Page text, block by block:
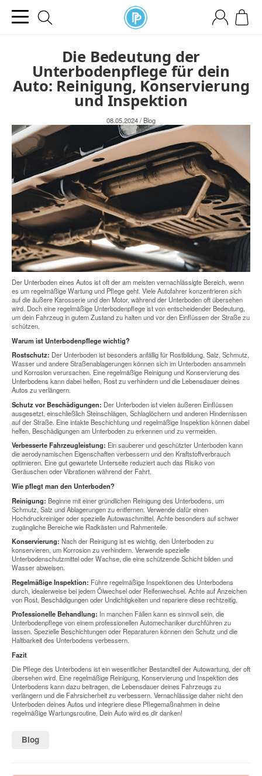
Die Bedeutung der
Unterbodenpflege für dein
Auto: Reinigung, Konservierung
und Inspektion
08.05.2024/ Blog
Der Unterboden eines Autos ist oft der am meisten vernachlässigte Bereich, wenn
es um regelmäßige Wartung und Pflege geht. Viele Autofahrer konzentrieren sich
auf die äußere Karosserie und den Motor, während der Unterboden oft übersehen
wird. Doch eine regelmäßige Unterbodenpflege ist von entscheidender Bedeutung,
um dein Fahrzeug in gutem Zustand zu halten und vor den Einflüssen der Straße zu
schützen.
Warum ist Unterbodenpflege wichtig?
Rostschutz: Der Unterboden ist besonders anfällig für Rostbildung. Salz, Schmutz,
Wasser und andere Straßenablagerungen können sich im Unterboden ansammeln
und Korrosion verursachen. Eine regelmäßige Reinigung und Konservierung des
Unterbodens kann dabei helfen, Rost zu verhindern und die Lebensdauer deines
Autos zu verlängern.
Schutz vor Beschädigungen: Der Unterboden ist vielen äußeren Einflüssen
ausgesetzt, einschließlich Steinschlägen, Schlaglöchern und anderen Hindernissen
auf der Straße. Eine intakte Beschichtung und regelmäßige Inspektion können dabei
helfen, Beschädigungen am Unterboden zu erkennen und zu vermeiden.
Verbesserte Fahrzeugleistung: Ein sauberer und geschützter Unterboden kann
die aerodynamischen Eigenschaften verbessern und den Kraftstoffverbrauch
optimieren. Eine gut gewartete Unterseite reduziert auch das Risiko von
Geräuschen oder Vibrationen während der Fahrt.
Wie pflegt man den Unterboden?
Reinigung: Beginne mit einer gründlichen Reinigung des Unterbodens, um
Schmutz, Salz und Ablagerungen zu entfernen. Verwende dafür einen
Hochdruckreiniger oder spezielle Autowaschmittel. Achte besonders auf schwer
zugängliche Bereiche wie Radkästen und Rahmenteile.
Konservierung: Nach der Reinigung ist es wichtig, den Unterboden zu
konservieren, um Korrosion zu verhindern. Verwende spezielle
Unterbodenschutzmittel oder Wachse, die eine schützende Schicht bilden und
Wasser abweisen.
Regelmäßige Inspektion: Führe regelmäßige Inspektionen des Unterbodens
durch, idealerweise bei jedem Ölwechsel oder Reifenwechsel. Achte auf Anzeichen
von Rost, Beschädigungen oder Undichtigkeiten und repariere diese rechtzeitig.
Professionelle Behandlung: In manchen Fällen kann es sinnvoll sein, die
Unterbodenpflege von einem professionellen Automechaniker durchführen zu
lassen. Spezielle Beschichtungen oder Reparaturen können den Schutz und die
Haltbarkeit des Unterbodens verbessern.
Fazit
Die Pflege des Unterbodens ist ein wesentlicher Bestandteil der Autowartung, der oft
übersehen wird. Eine regelmäßige Reinigung, Konservierung und Inspektion des
Unterbodens kann dazu beitragen, die Lebensdauer deines Fahrzeugs zu
verlängern und die Fahrsicherheit zu verbessern. Vernachlässige daher nicht den
Unterboden deines Autos und integriere diese Pflegemaßnahmen in deine
regelmäßige Wartungsroutine. Dein Auto wird es dir danken!
Blog